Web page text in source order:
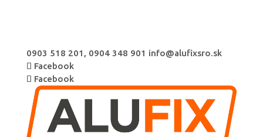
0903 518 201, 0904 348 901 info@alufixsro.sk
Facebook
Facebook